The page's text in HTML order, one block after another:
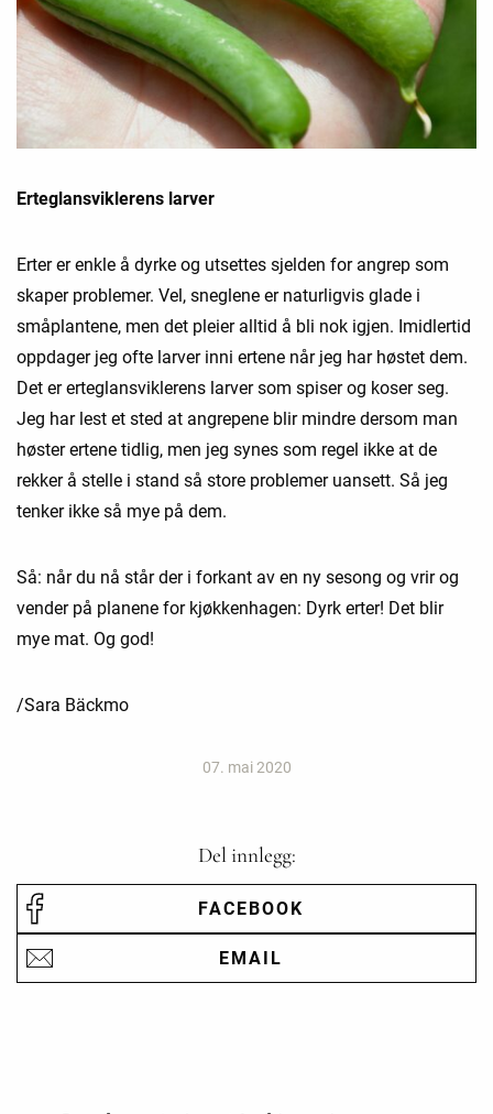
Erteglansviklerens larver
Erter er enkle å dyrke og utsettes sjelden for angrep som
skaper problemer. Vel, sneglene er naturligvis glade i
småplantene, men det pleier alltid å bli nok igjen. Imidlertid
oppdager jeg ofte larver inni ertene når jeg har høstet dem.
Det er erteglansviklerens larver som spiser og koser seg.
Jeg har lest et sted at angrepene blir mindre dersom man
høster ertene tidlig, men jeg synes som regel ikke at de
rekker å stelle i stand så store problemer uansett. Så jeg
tenker ikke så mye på dem.
Så: når du nå står der i forkant av en ny sesong og vrir og
vender på planene for kjøkkenhagen: Dyrk erter! Det blir
mye mat. Og god!
/Sara Bäckmo
07. mai 2020
Del innlegg:
FACEBOOK
EMAIL